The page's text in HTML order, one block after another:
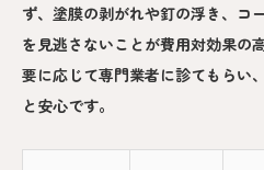
ず、塗膜の剥がれや釘の浮き、コ
を見逃さないことが費用対効果の
要に応じて専門業者に診てもらい
と安心です。